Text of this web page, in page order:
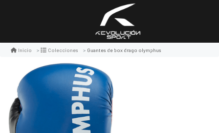
Inicio Colecciones Guantes de box drago olymphus